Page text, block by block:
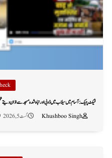
فیکٹ چیک: آسام میں سیلاب میں ڈوبی اور تباہ شدہ مسجد سے اذان
Khushboo Singh
اگست 5, 2026